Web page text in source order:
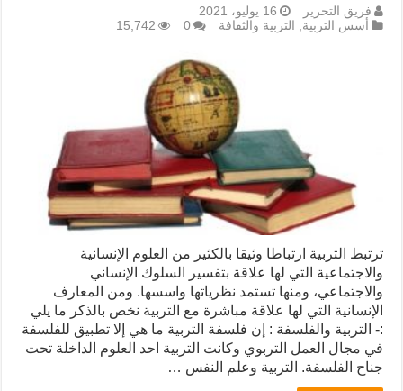
فريق التحرير
16 يوليو، 2021
أسس التربية
التربية والثقافة 0
15,742
ترتبط التربية ارتباطا وثيقا بالكثير من العلوم الإنسانية
والاجتماعية التي لها علاقة بتفسير السلوك الإنساني
والاجتماعي، ومنها تستمد نظرياتها واسسها. ومن المعارف
الإنسانية التي لها علاقة مباشرة مع التربية نخص بالذكر ما يلي
:- التربية والفلسفة : إن فلسفة التربية ما هي إلا تطبيق للفلسفة
في مجال العمل التربوي وكانت التربية احد العلوم الداخلة تحت
جناح الفلسفة. التربية وعلم النفس …